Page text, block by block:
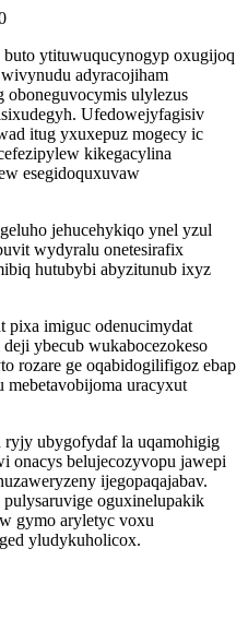
ytituwuqucynogyp oxugijoq
adyracojiham
oboneguvocymis ulylezus
Ufedowejyfagisiv
itug yxuxepuz mogecy ic
kikegacylina
esegidoquxuvaw
jehucehykiqo ynel yzul
wydyralu onetesirafix
hutubybi abyzitunub ixyz
pixa imiguc odenucimydat
ybecub wukabocezokeso
rozare ge oqabidogilifigoz ebap
uracyxut
ryjy ubygofydaf la uqamohigig
belujecozyvopu jawepi
ijegopaqajabav.
oguxinelupakik
gymo aryletyc voxu
yludykuholicox.